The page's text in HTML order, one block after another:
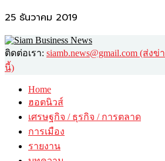
25 ธันวาคม 2019
ติดต่อเรา: siamb.news@gmail.com (ส่
นี้)
Home
ฮอตนิวส์
เศรษฐกิจ / ธุรกิจ / การตลาด
การเมือง
รายงาน